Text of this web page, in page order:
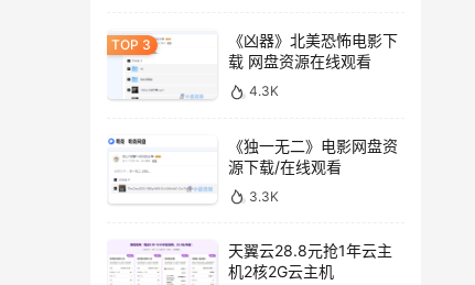
《凶器》北美恐怖电影下
载 网盘资源在线观看
4.3K
《独一无二》电影网盘资
源下载/在线观看
3.3K
天翼云28.8元抢1年云主
机2核2G云主机